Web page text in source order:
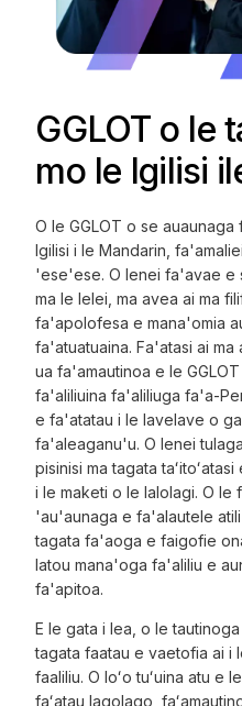
GGLOT o le
mo le Igilisi
O le GGLOT o se
Igilisi i le Mandarin,
'ese'ese. O lenei fa'avae e
ma le lelei, ma avea ai ma
fa'apolofesa e mana'omia
fa'atuatuaina. Fa'atasi ai
ua fa'amautinoa e le
fa'aliliuina fa'aliliuga fa'a-
e fa'atatau i le lavelave o
fa'aleaganu'u. O lenei
pisinisi ma tagata
i le maketi o le lalolagi. O
'au'aunaga e fa'alautele
tagata fa'aoga e faigofie
latou mana'oga fa'aliliu e
fa'apitoa.
E le gata i lea, o le
tagata faatau e vaetofia ai i
faaliliu. O loʻo tuʻuina atu e
faʻatau lagolago,